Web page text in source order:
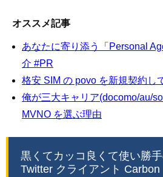
オススメ記事
あなたに寄り添う「Personal
介 #PR
格安 SIM の povo を新規契約し
俺が三大キャリア(docomo/au/
MVNO を選ぶ理由
黒くてカッコ良くて使い勝
Twitter クライアント Carbon